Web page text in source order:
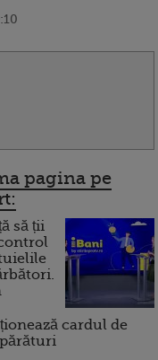
pagina pe
să ții
cardul de